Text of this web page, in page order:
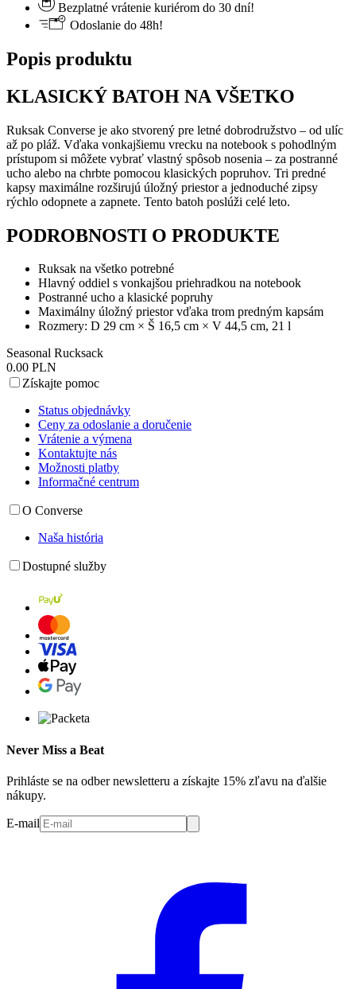
Bezplatné vrátenie kuriérom do 30 dní!
Odoslanie do 48h!
Popis produktu
KLASICKÝ BATOH NA VŠETKO
Ruksak Converse je ako stvorený pre letné dobrodružstvo – od ulíc
až po pláž. Vďaka vonkajšiemu vrecku na notebook s pohodlným
prístupom si môžete vybrať vlastný spôsob nosenia – za postranné
ucho alebo na chrbte pomocou klasických popruhov. Tri predné
kapsy maximálne rozširujú úložný priestor a jednoduché zipsy
rýchlo odopnete a zapnete. Tento batoh poslúži celé leto.
PODROBNOSTI O PRODUKTE
Ruksak na všetko potrebné
Hlavný oddiel s vonkajšou priehradkou na notebook
Postranné ucho a klasické popruhy
Maximálny úložný priestor vďaka trom predným kapsám
Rozmery: D 29 cm × Š 16,5 cm × V 44,5 cm, 21 l
Seasonal Rucksack
0.00 PLN
Získajte pomoc
Status objednávky
Ceny za odoslanie a doručenie
Vrátenie a výmena
Kontaktujte nás
Možnosti platby
Informačné centrum
O Converse
Naša história
Dostupné služby
Never Miss a Beat
Prihláste se na odber newsletteru a získajte 15% zľavu na ďalšie
nákupy.
E-mail